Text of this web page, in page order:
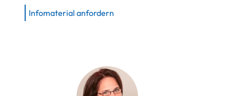
Infomaterial anfordern